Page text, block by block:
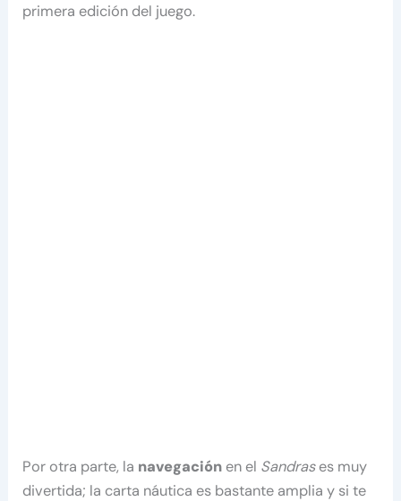
primera edición del juego.
Por otra parte, la navegación en el Sandrases muy
divertida; la carta náutica es bastante amplia y si te